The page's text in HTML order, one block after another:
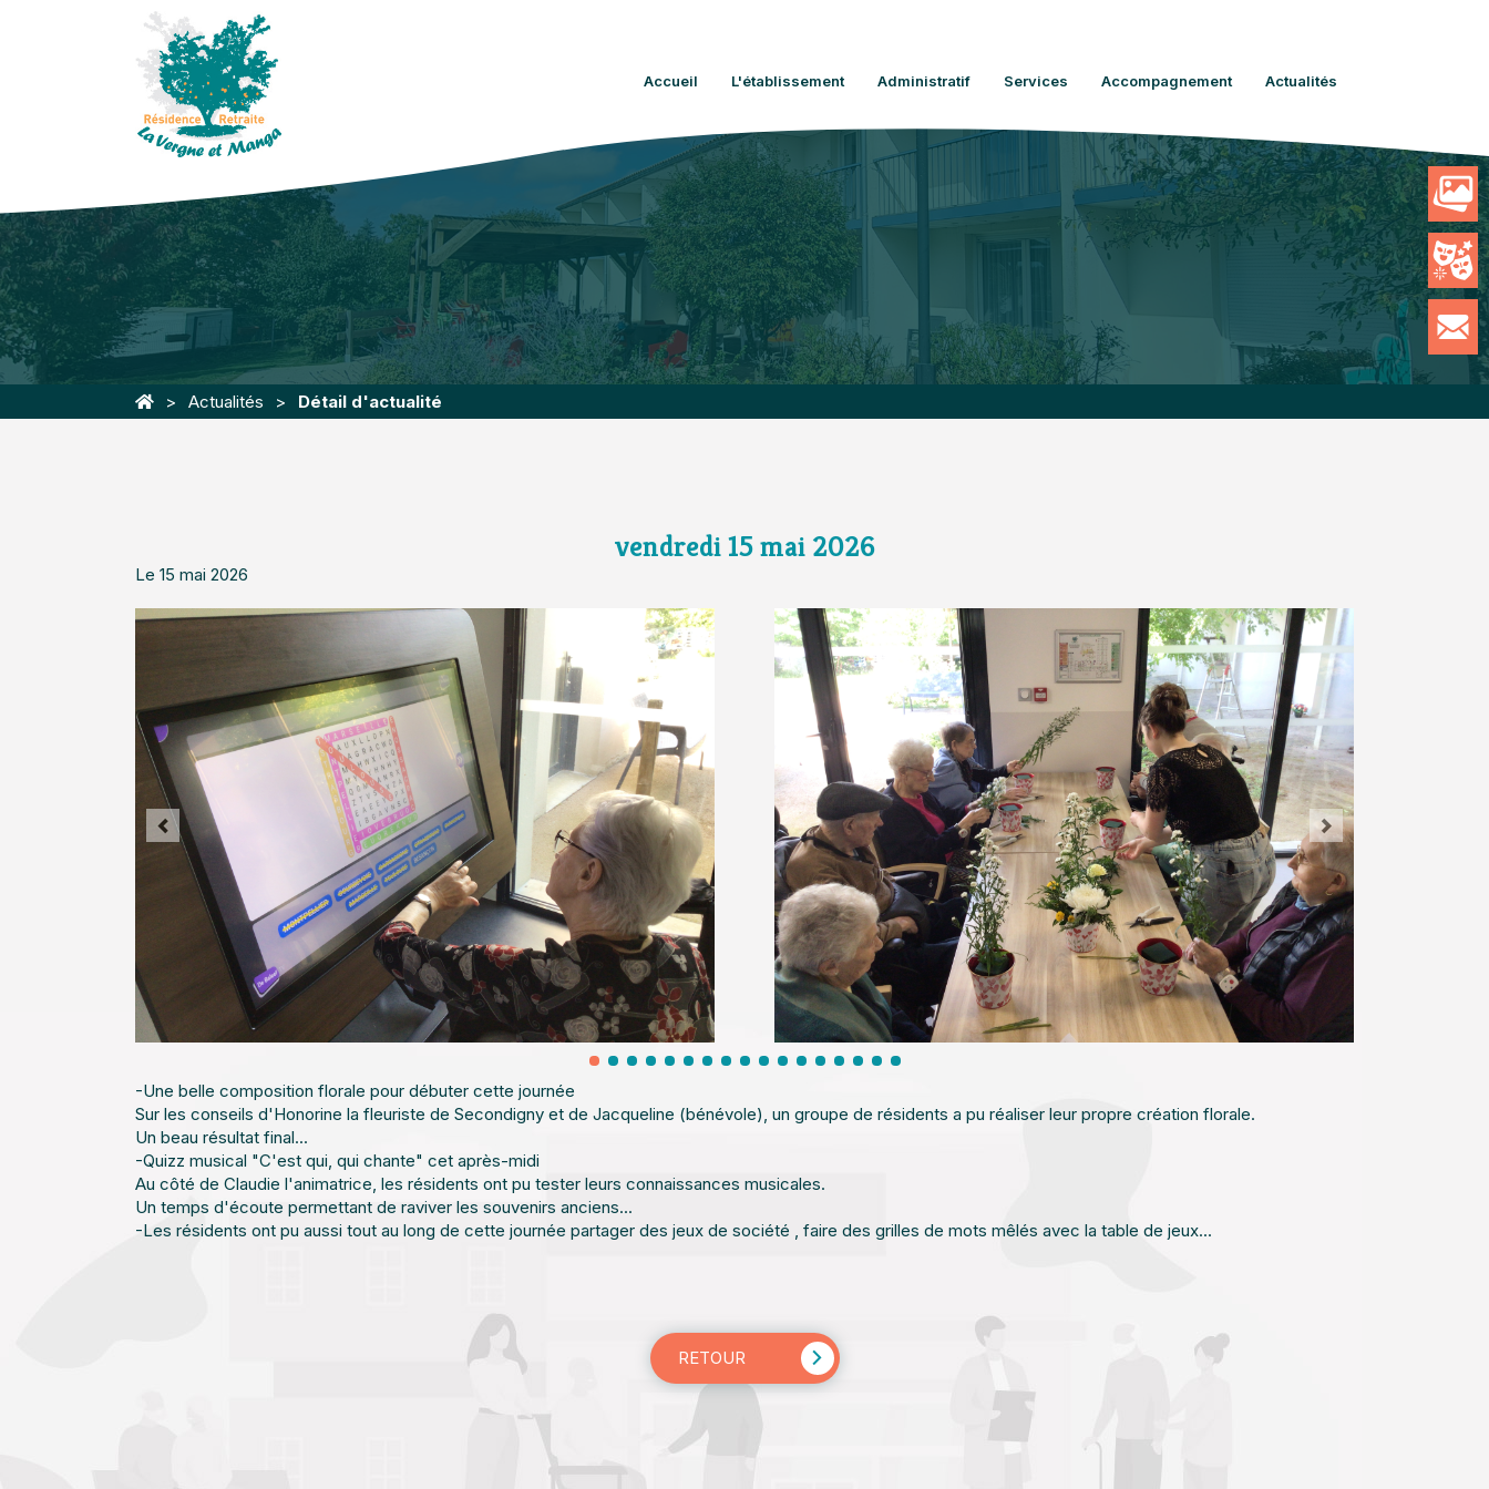
Accueil L'établissement Administratif Services Accompagnement Actualités
Actualités Détail d'actualité
vendredi 15 mai 2026
Le 15 mai 2026
-Une belle composition florale pour débuter cette journée
Sur les conseils d'Honorine la fleuriste de Secondigny et de Jacqueline (bénévole), un groupe de résidents a pu réaliser leur propre création florale.
Un beau résultat final...
-Quizz musical "C'est qui, qui chante" cet après-midi
Au côté de Claudie l'animatrice, les résidents ont pu tester leurs connaissances musicales.
Un temps d'écoute permettant de raviver les souvenirs anciens...
-Les résidents ont pu aussi tout au long de cette journée partager des jeux de société , faire des grilles de mots mêlés avec la table de jeux...
RETOUR